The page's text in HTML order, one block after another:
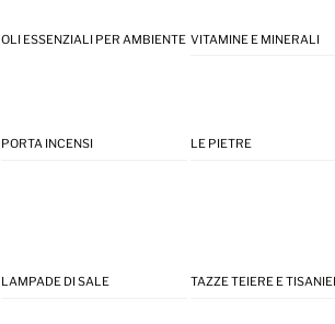
OLI ESSENZIALI PER AMBIENTE VITAMINE E MINERALI
PORTA INCENSI LE PIETRE
LAMPADE DI SALE TAZZE TEIERE E